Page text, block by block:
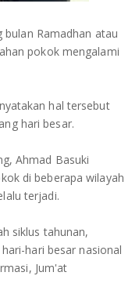
bulan Ramadhan atau
pokok mengalami
hal tersebut
hari besar.
Ahmad Basuki
di beberapa wilayah
terjadi.
siklus tahunan,
hari besar nasional
Jum'at